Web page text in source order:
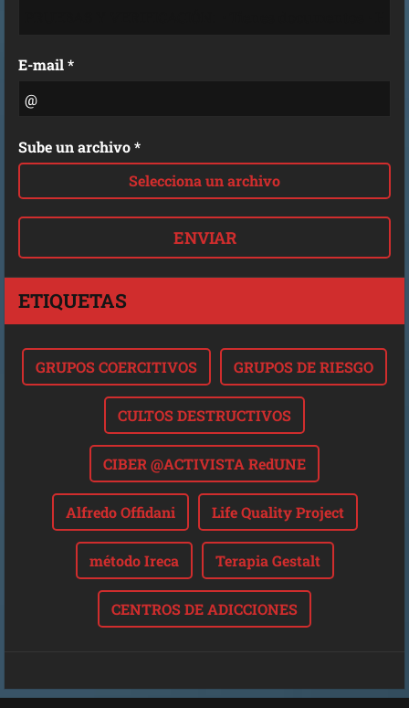
E-mail *
Sube un archivo *
Selecciona un archivo
ETIQUETAS
GRUPOS COERCITIVOS GRUPOS DE RIESGO
CULTOS DESTRUCTIVOS
CIBER @ACTIVISTA RedUNE
Alfredo Offidani Life Quality Project
método Ireca Terapia Gestalt
CENTROS DE ADICCIONES